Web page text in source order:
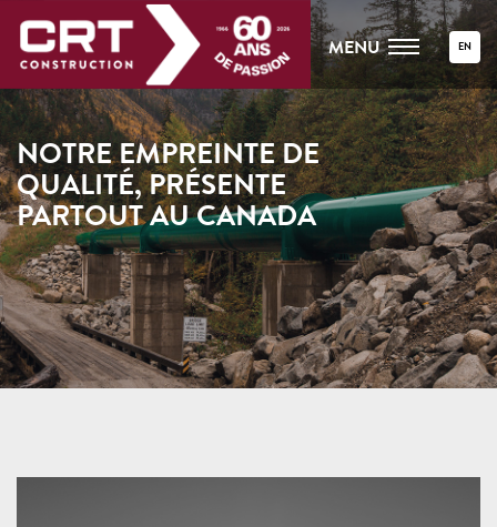
MENU EN
NOTRE EMPREINTE DE
QUALITÉ, PRÉSENTE
PARTOUT AU CANADA